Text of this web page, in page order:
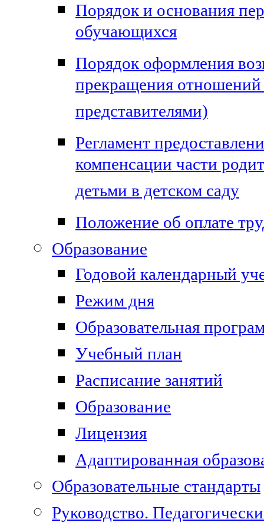
Порядок и основания
обучающихся
Порядок оформления
прекращения
представителями)
Регламент
компенсации части
детьми в детском саду
Положение об оплате
Образование
Годовой календарный
Режим дня
Образовательная
Учебный план
Расписание занятий
Образование
Лицензия
Адаптированная
Образовательные стандарты
Руководство.